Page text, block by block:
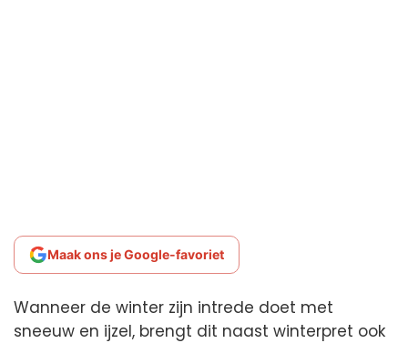
Maak ons je Google-favoriet
Wanneer de winter zijn intrede doet met
sneeuw en ijzel, brengt dit naast winterpret ook